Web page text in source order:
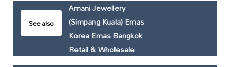
See also
Amani Jewellery
(Simpang Kuala) Emas
Korea Emas Bangkok
Retail & Wholesale